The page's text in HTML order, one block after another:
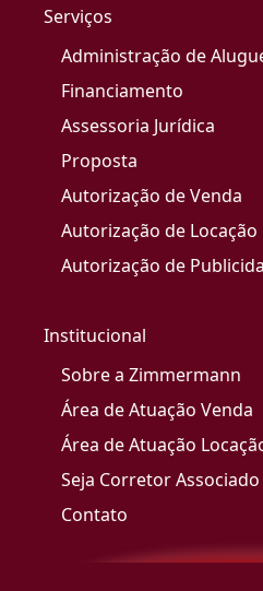
Serviços
Administração de
Financiamento
Assessoria Jurídica
Proposta
Autorização de Venda
Autorização de Locação
Autorização de
Institucional
Sobre a Zimmermann
Área de Atuação Venda
Área de Atuação
Seja Corretor Associado
Contato